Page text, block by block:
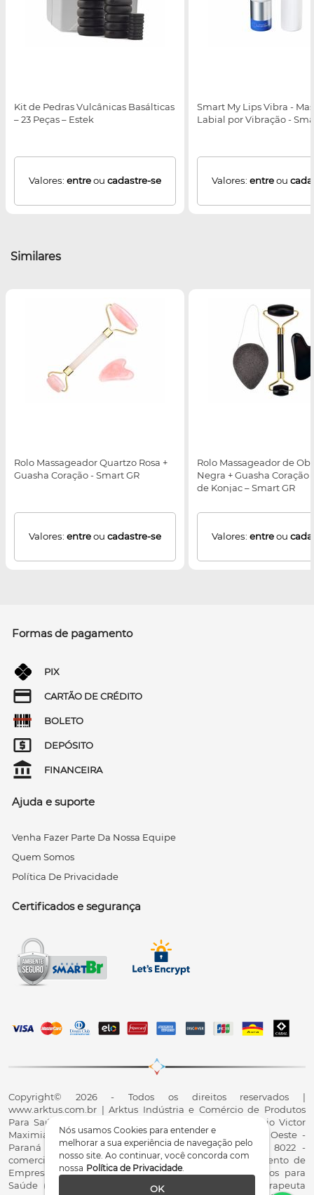
Nós usamos Cookies para entender e
melhorar a sua experiência de navegação pelo
nosso site. Ao continuar, você concorda com
nossa Política de Privacidade.
OK
Kit de Pedras Vulcânicas Basálticas
– 23 Peças – Estek
Valores: entreou cadastre-se
Smart My Lips Vibra -
Labial por Vibração -
Valores: entreou
Similares
Rolo Massageador Quartzo Rosa +
Guasha Coração - Smart GR
Valores: entreou cadastre-se
Rolo Massageador de
Negra + Guasha Coração
de Konjac – Smart GR
Valores: entreou
Formas de pagamento
PIX
CARTÃO DE CRÉDITO
BOLETO
DEPÓSITO
FINANCEIRA
Ajuda e suporte
Venha Fazer Parte Da Nossa Equipe
Quem Somos
Política De Privacidade
Certificados e segurança
Copyright© 2026 - Todos os direitos reservados |
www.arktus.com.br | Arktus Indústria e Comércio de Produtos
Para Saúde Ltda | CNPJ: 01.417.367/0001-78 | R. Antônio Victor
Maximiano, 107, Parque Industrial II, Santa Tereza do Oeste -
Paraná - CEP 85825-900 - Fale conosco: 0800 200 8022 -
comercial@arktus.com.br | Autorização de Funcionamento de
Empresa - AFE/ANVISA - Para Fabricação de Produtos para
Saúde (Correlatos): 8.02.844-5 (UX418X102741) - Fisioterapeuta